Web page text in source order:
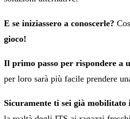
E se iniziassero a conoscerle?
gioco!
Il primo passo per rispondere a
per loro sarà più facile prendere
Sicuramente ti sei già